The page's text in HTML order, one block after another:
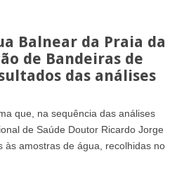
Balnear da Praia da
de Bandeiras de
das análises
que, na sequência das análises
de Saúde Doutor Ricardo Jorge
às amostras de água, recolhidas no